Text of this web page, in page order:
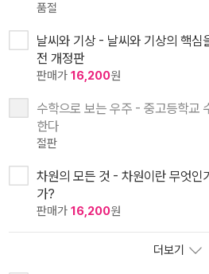
품절
날씨와 기상 - 날씨와 기상의 핵심
전 개정판
판매가 16,200원
수학으로 보는 우주 - 중고등학교
한다
절판
차원의 모든 것 - 차원이란 무엇인
가?
판매가 16,200원
더보기